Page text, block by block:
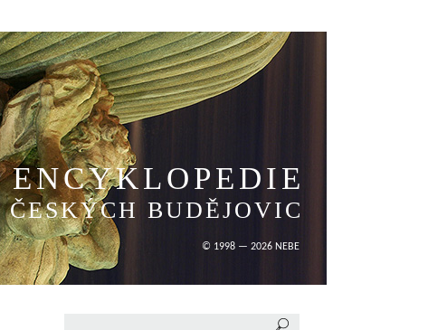
ENCYKLOPEDIE
ČESKÝCH BUDĚJOVIC
© 1998 — 2026 NEBE